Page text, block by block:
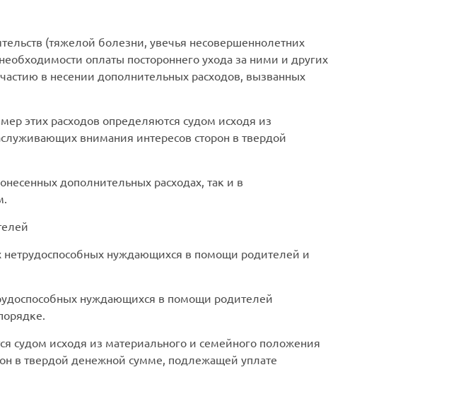
(тяжелой болезни, увечья несовершеннолетних
оплаты постороннего ухода за ними и других
в несении дополнительных расходов, вызванных
этих расходов определяются судом исходя из
внимания интересов сторон в твердой
дополнительных расходах, так и в
нетрудоспособных нуждающихся в помощи родителей и
нуждающихся в помощи родителей
судом исходя из материального и семейного положения
в твердой денежной сумме, подлежащей уплате